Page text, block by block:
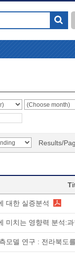
Results/
대한 실증분석
미치는 영향력 분석:
모델 연구 : 전라북도